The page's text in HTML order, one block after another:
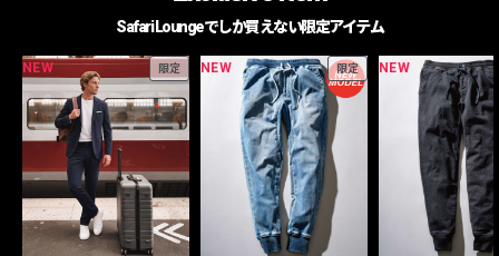
Safari Loungeでしか買えない限定アイテム
NEW 限定 NEW 限定 NEW